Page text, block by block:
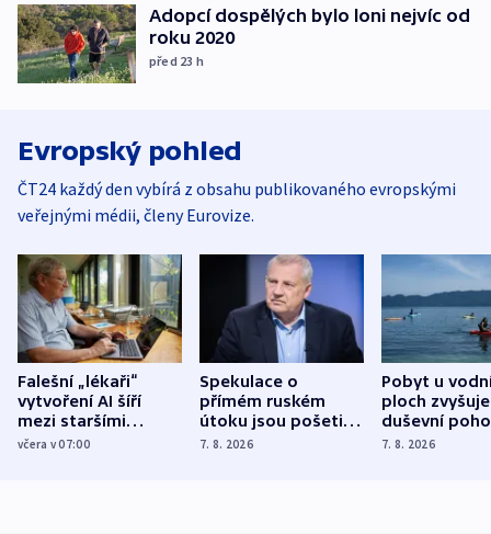
Adopcí dospělých bylo loni nejvíc od
roku 2020
před 23 h
Evropský pohled
ČT24 každý den vybírá z obsahu publikovaného evropskými
veřejnými médii, členy Eurovize.
Falešní „lékaři“
vytvoření AI šíří
mezi staršími
Poláky nebezpečné
včera v 07:00
Spekulace o
přímém ruském
útoku jsou pošetilé,
míní estonský
7. 8. 2026
Pobyt u
ploch zvyšuje
duševní
ukázala
7. 8. 2026